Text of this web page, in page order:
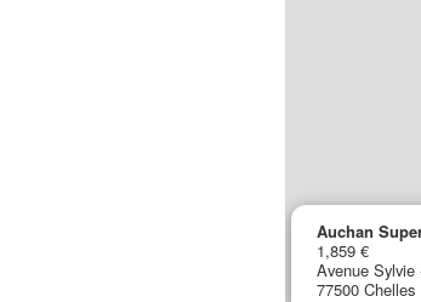
Auchan
1,859 €
Avenue
77500 Chelles